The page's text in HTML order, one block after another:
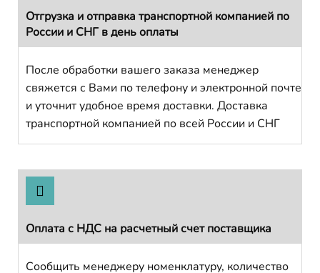
Отгрузка и отправка транспортной компанией по
России и СНГ в день оплаты
После обработки вашего заказа менеджер
свяжется с Вами по телефону и электронной почте
и уточнит удобное время доставки. Доставка
транспортной компанией по всей России и СНГ
Оплата с НДС на расчетный счет поставщика
Сообщить менеджеру номенклатуру, количество